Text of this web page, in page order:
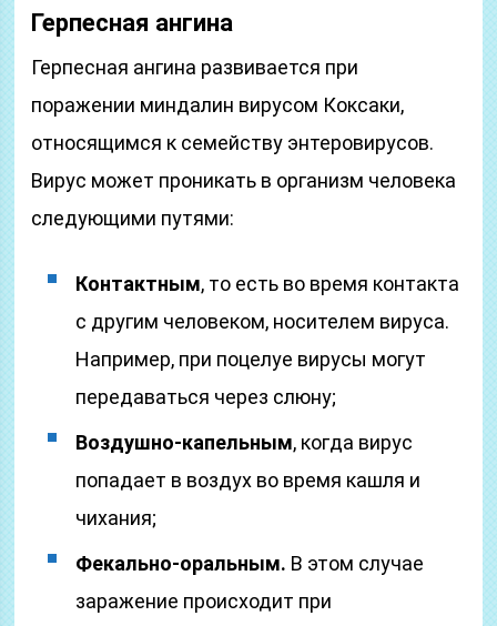
Герпесная ангина
Герпесная ангина развивается при
поражении миндалин вирусом Коксаки,
относящимся к семейству энтеровирусов.
Вирус может проникать в организм человека
следующими путями:
Контактным, то есть во время контакта
с другим человеком, носителем вируса.
Например, при поцелуе вирусы могут
передаваться через слюну;
Воздушно-капельным, когда вирус
попадает в воздух во время кашля и
чихания;
Фекально-оральным. В этом случае
заражение происходит при